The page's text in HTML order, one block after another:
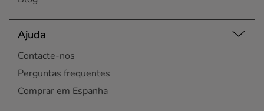
Ajuda
Contacte-nos
Perguntas frequentes
Comprar em Espanha